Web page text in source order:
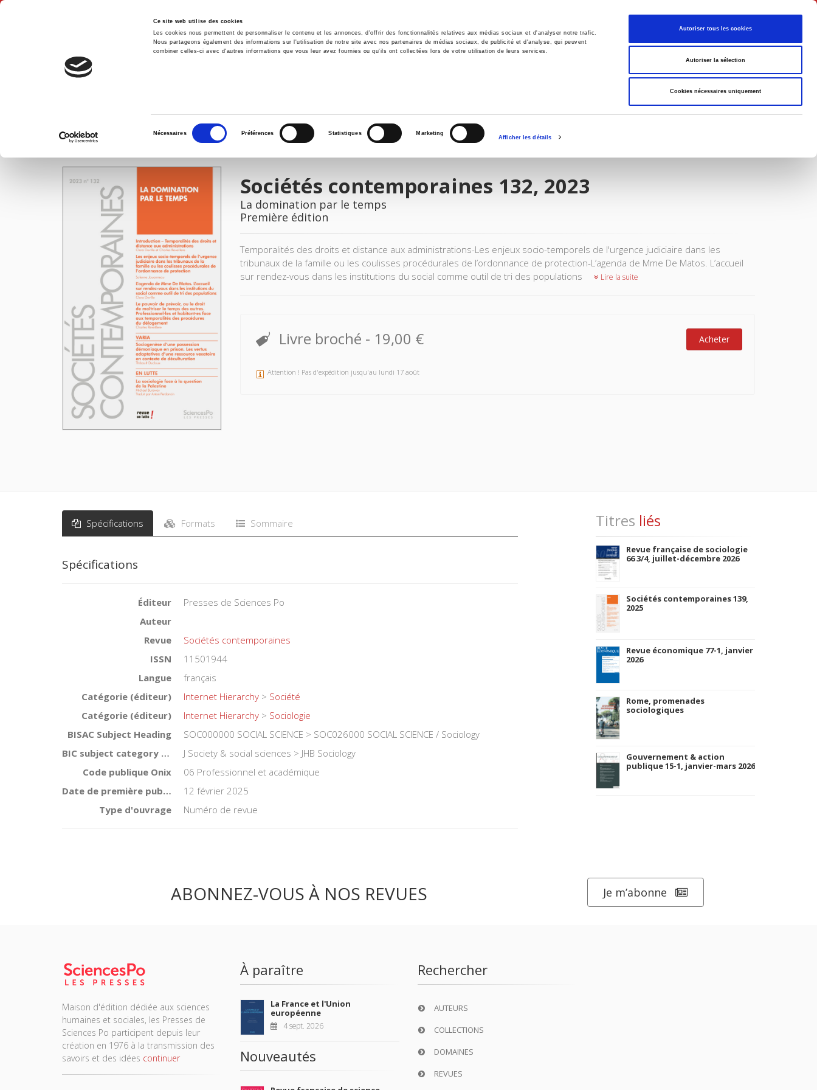
Ce site web utilise des cookies
Les cookies nous permettent de personnaliser le contenu et les annonces, d'offrir des fonctionnalités relatives aux médias sociaux et d'analyser notre trafic.
Nous partageons également des informations sur l'utilisation de notre site avec nos partenaires de médias sociaux, de publicité et d'analyse, qui peuvent
combiner celles-ci avec d'autres informations que vous leur avez fournies ou qu'ils ont collectées lors de votre utilisation de leurs services.
consentement
Nécessaires Préférences Statistiques Marketing
Afficher les détails
Autoriser tous les cookies
Autoriser la sélection
Cookies nécessaires uniquement
Français
Accueil Environnement Histoire International
IMAGES
Sociétés contemporaines 132, 2023
La domination par le temps
Première édition
Temporalités des droits et distance aux administrations-Les enjeux socio-temporels de l'urgence judiciaire dans les
tribunaux de la famille ou les coulisses procédurales de l’ordonnance de protection-L’agenda de Mme De Matos. L’accueil
sur rendez-vous dans les institutions du social comme outil de tri des populations
Lire la suite
Livre broché - 19,00 € Acheter
Attention ! Pas d'expédition jusqu'au lundi 17 août
Spécifications Formats Sommaire
Spécifications
Éditeur
Presses de Sciences Po
Auteur
Revue
Sociétés contemporaines
ISSN
11501944
Langue
français
Catégorie (éditeur)
Internet Hierarchy > Société
Catégorie (éditeur)
Internet Hierarchy > Sociologie
BISAC Subject Heading
SOC000000 SOCIAL SCIENCE > SOC026000 SOCIAL SCIENCE / Sociology
BIC subject category (UK)
J Society & social sciences > JHB Sociology
Code publique Onix
06 Professionnel et académique
Date de première publication du titre
12 février 2025
Type d'ouvrage
Numéro de revue
Titres liés
Revue française de sociologie
66 3/4, juillet-décembre 2026
Sociétés contemporaines 139,
2025
Revue économique 77-1, janvier
2026
Rome, promenades
sociologiques
Gouvernement & action
publique 15-1, janvier-mars 2026
ABONNEZ-VOUS À NOS REVUES Je m’abonne
Maison d'édition dédiée aux sciences
humaines et sociales, les Presses de
Sciences Po participent depuis leur
création en 1976 à la transmission des
savoirs et des idées continuer
À paraître
La France et l'Union
européenne
4 sept. 2026
Nouveautés
Rechercher
AUTEURS
COLLECTIONS
DOMAINES
REVUES